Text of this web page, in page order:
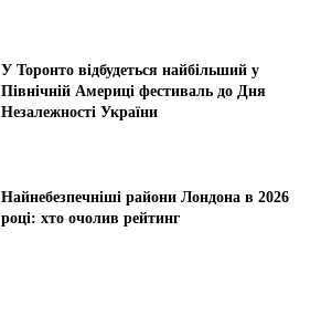
У Торонто відбудеться найбільший у
Північній Америці фестиваль до Дня
Незалежності України
Найнебезпечніші райони Лондона в 2026
році: хто очолив рейтинг